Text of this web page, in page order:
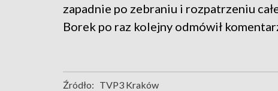
zapadnie po zebraniu i rozpatrzeniu
Borek po raz kolejny odmówił
Źródło: TVP3 Kraków